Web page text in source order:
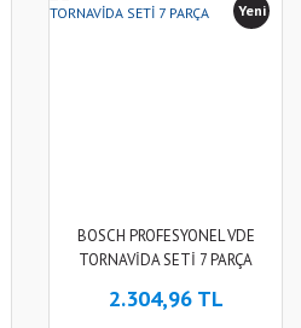
Yeni
BOSCH PROFESYONEL VDE
TORNAVİDA SETİ 7 PARÇA
2.304,96 TL